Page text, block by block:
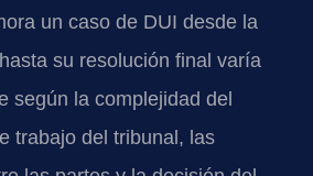
un caso de DUI desde la
su resolución final varía
según la complejidad del
trabajo del tribunal, las